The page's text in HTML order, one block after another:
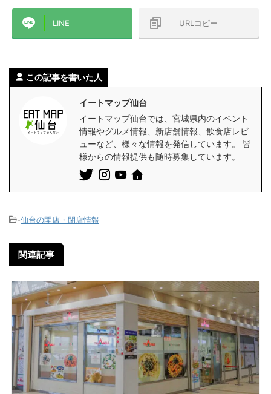
LINE URLコピー
この記事を書いた人
イートマップ仙台
イートマップ仙台では、宮城県内のイベント
情報やグルメ情報、新店舗情報、飲食店レビ
ューなど、様々な情報を発信しています。 皆
様からの情報提供も随時募集しています。
-仙台の開店・閉店情報
関連記事